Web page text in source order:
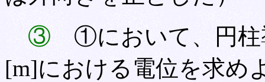
③①において、円柱
[m]における電位を求め